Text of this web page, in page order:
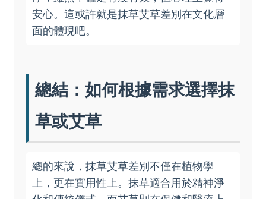
安心。這或許就是抹草艾草差別在文化層
面的體現吧。
總結：如何根據需求選擇抹
草或艾草
總的來說，抹草艾草差別不僅在植物學
上，更在實用性上。抹草適合用於精神淨